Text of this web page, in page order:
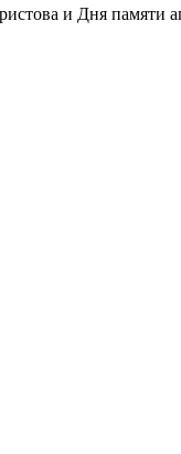
и Дня памяти